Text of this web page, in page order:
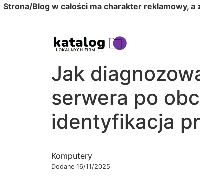
Strona/Blog w całości ma charakter reklamowy,
Jak
serwera po
identyfikacja
Komputery
Dodane 16/11/2025